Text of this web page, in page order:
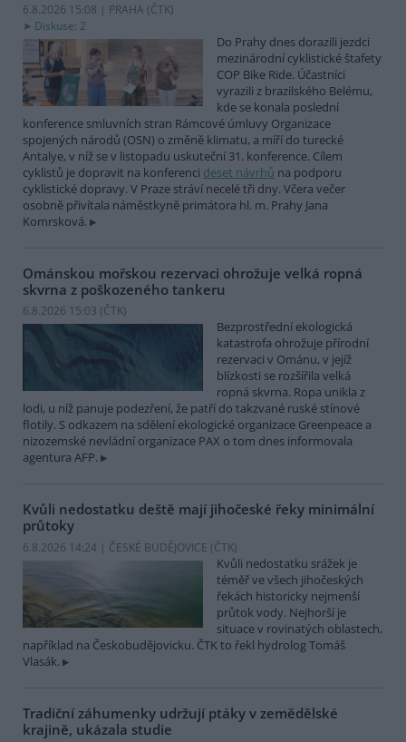
6.8.2026 15:08 | PRAHA (ČTK)
Diskuse: 2
Do Prahy dnes dorazili jezdci
mezinárodní cyklistické štafety
COP Bike Ride. Účastníci
vyrazili z brazilského Belému,
kde se konala poslední
konference smluvních stran Rámcové úmluvy Organizace
spojených národů (OSN) o změně klimatu, a míří do turecké
Antalye, v níž se v listopadu uskuteční 31. konference. Cílem
cyklistů je dopravit na konferenci deset návrhů na podporu
cyklistické dopravy. V Praze stráví necelé tři dny. Včera večer
osobně přivítala náměstkyně primátora hl. m. Prahy Jana
Komrsková.
Ománskou mořskou rezervaci ohrožuje velká ropná
skvrna z poškozeného tankeru
6.8.2026 15:03 (ČTK)
Bezprostřední ekologická
katastrofa ohrožuje přírodní
rezervaci v Ománu, v jejíž
blízkosti se rozšířila velká
ropná skvrna. Ropa unikla z
lodi, u níž panuje podezření, že patří do takzvané ruské stínové
flotily. S odkazem na sdělení ekologické organizace Greenpeace a
nizozemské nevládní organizace PAX o tom dnes informovala
agentura AFP.
Kvůli nedostatku deště mají jihočeské řeky minimální
průtoky
6.8.2026 14:24 | ČESKÉ BUDĚJOVICE (ČTK)
Kvůli nedostatku srážek je
téměř ve všech jihočeských
řekách historicky nejmenší
průtok vody. Nejhorší je
situace v rovinatých oblastech,
například na Českobudějovicku. ČTK to řekl hydrolog Tomáš
Vlasák.
Tradiční záhumenky udržují ptáky v zemědělské
krajině, ukázala studie